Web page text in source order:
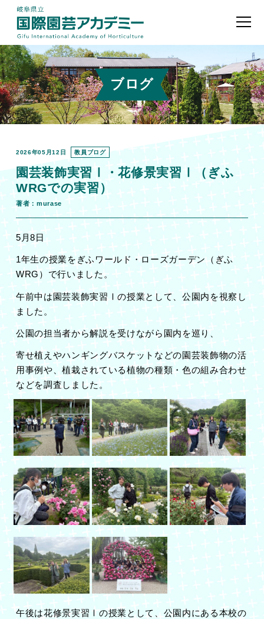
ブログ
2026年05月12日 教員ブログ
園芸装飾実習Ⅰ・花修景実習Ⅰ（ぎふ
WRGでの実習）
著者：murase
5月8日
1年生の授業をぎふワールド・ローズガーデン（ぎふ
WRG）で行いました。
午前中は園芸装飾実習Ⅰの授業として、公園内を視察し
ました。
公園の担当者から解説を受けながら園内を巡り、
寄せ植えやハンギングバスケットなどの園芸装飾物の活
用事例や、植栽されている植物の種類・色の組み合わせ
などを調査しました。
午後は花修景実習Ⅰの授業として、公園内にある本校の